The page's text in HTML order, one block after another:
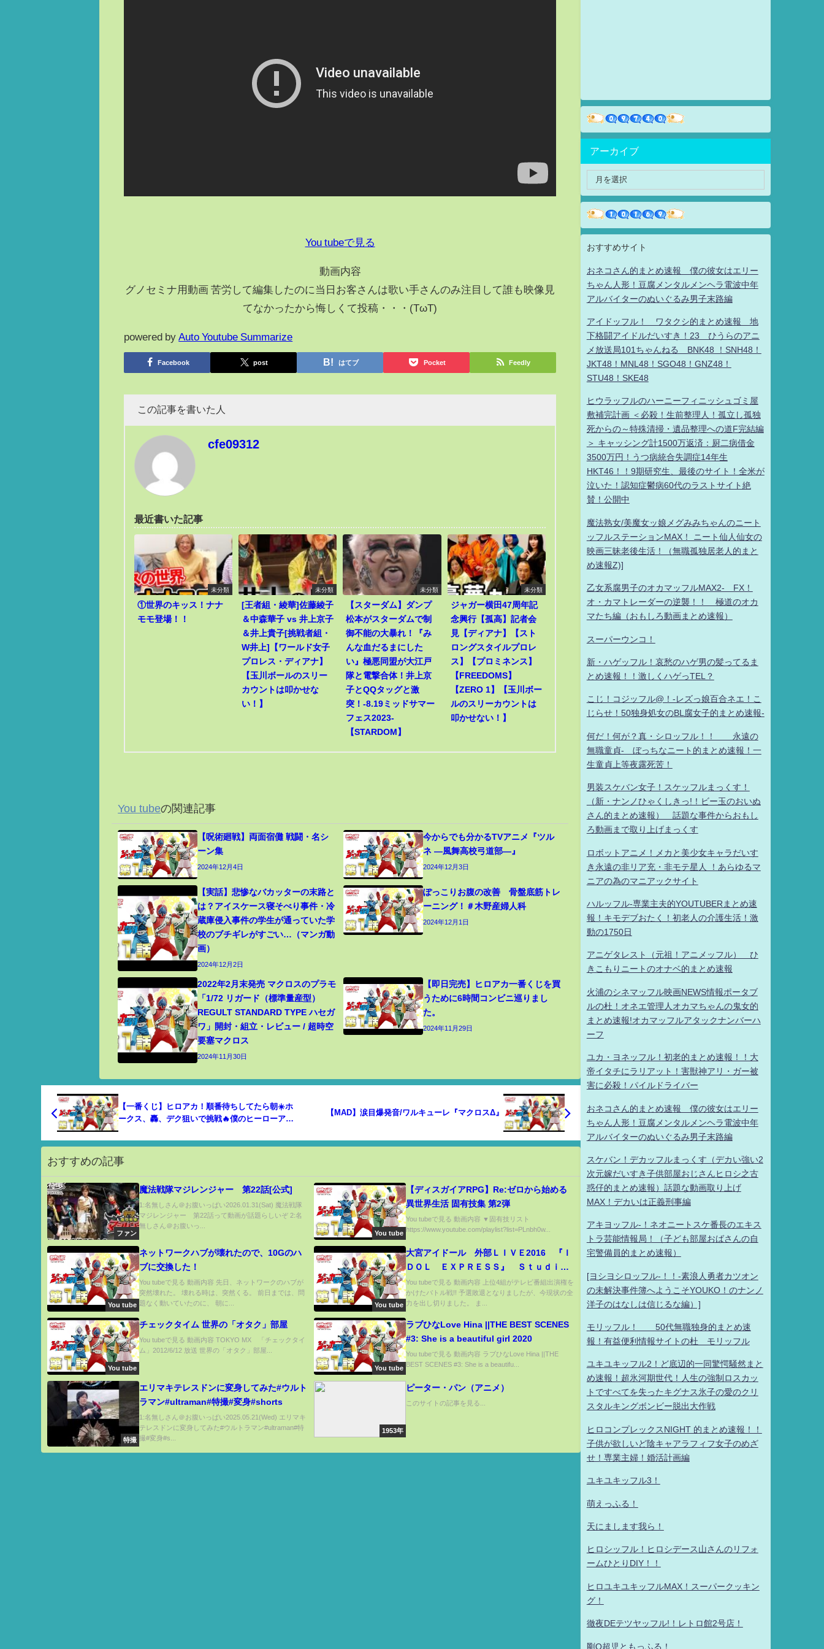
You tubeで見る
動画内容
グノセミナ用動画 苦労して編集したのに当日お客さんは歌い手さんのみ注目して誰も映像見
てなかったから悔しくて投稿・・・(TωT)
powered by Auto Youtube Summarize
Facebook post はてブ Pocket Feedly
この記事を書いた人
cfe09312
最近書いた記事
未分類
①世界のキッス！ナナ
モモ登場！！
未分類
[王者組・綾華]佐藤綾子
＆中森華子 vs 井上京子
＆井上貴子[挑戦者組・
W井上]【ワールド女子
プロレス・ディアナ】
【玉川ボールのスリー
カウントは叩かせな
い！】
未分類
【スターダム】ダンプ
松本がスターダムで制
御不能の大暴れ！『み
んな血だるまにした
い』極悪同盟が大江戸
隊と電撃合体！井上京
子とQQタッグと激
突！-8.19ミッドサマー
フェス2023-
【STARDOM】
未分類
ジャガー横田47周年記
念興行【孤高】記者会
見【ディアナ】【スト
ロングスタイルプロレ
ス】【プロミネンス】
【FREEDOMS】
【ZERO 1】【玉川ボー
ルのスリーカウントは
叩かせない！】
You tubeの関連記事
【呪術廻戦】両面宿儺 戦闘・名シ
ーン集
2024年12月4日
今からでも分かるTVアニメ『ツル
ネ ―風舞高校弓道部―』
2024年12月3日
【実話】悲惨なバカッターの末路と
は？アイスケース寝そべり事件・冷
蔵庫侵入事件の学生が通っていた学
校のブチギレがすごい…（マンガ動
画）
2024年12月2日
ぽっこりお腹の改善 骨盤底筋トレ
ーニング！＃木野産婦人科
2024年12月1日
2022年2月末発売 マクロスのプラモ
「1/72 リガード（標準量産型）
REGULT STANDARD TYPE ハセガ
ワ」開封・組立・レビュー / 超時空
要塞マクロス
2024年11月30日
【即日完売】ヒロアカ一番くじを買
うために6時間コンビニ巡りまし
た。
2024年11月29日
【一番くじ】ヒロアカ！順番待ちしてたら朝☀️ホ
ークス、轟、デク狙いで挑戦🔥僕のヒーローアカ
【MAD】涙目爆発音/ワルキューレ『マクロスΔ』
おすすめの記事
ファン
魔法戦隊マジレンジャー 第22話[公式]
1:名無しさん＠お腹いっぱい2026.01.31(Sat) 魔法戦隊
マジレンジャー 第22話って動画が話題らしいぞ 2:名
無しさん＠お腹いっ...
You tube
【ディスガイアRPG】Re:ゼロから始める
異世界生活 固有技集 第2弾
You tubeで見る 動画内容 ▼固有技リスト
https://www.youtube.com/playlist?list=PLnbh0w...
You tube
ネットワークハブが壊れたので、10Gのハ
ブに交換した！
You tubeで見る 動画内容 先日、ネットワークのハブが
突然壊れた。 壊れる時は、突然くる。 前日までは、問
題なく動いていたのに、 朝に...
You tube
大宮アイドール 外部ＬＩＶＥ2016 『Ｉ
ＤＯＬ ＥＸＰＲＥＳＳ』 Ｓｔｕｄｉ
ｏ Ｅａｒｔｈ
You tubeで見る 動画内容 上位4組がテレビ番組出演権を
かけたバトル戦!! 予選敗退となりましたが、今現状の全
力を出し切りました。 ま...
You tube
チェックタイム 世界の「オタク」部屋
You tubeで見る 動画内容 TOKYO MX 「チェックタイ
ム」2012/6/12 放送 世界の「オタク」部屋...
You tube
ラブひなLove Hina ||THE BEST SCENES
#3: She is a beautiful girl 2020
You tubeで見る 動画内容 ラブひなLove Hina ||THE
BEST SCENES #3: She is a beautifu...
特撮
エリマキテレスドンに変身してみた#ウルト
ラマン#ultraman#特撮#変身#shorts
1:名無しさん＠お腹いっぱい2025.05.21(Wed) エリマキ
テレスドンに変身してみた#ウルトラマン#ultraman#特
撮#変身#s...
1953年
ピーター・パン（アニメ）
このサイトの記事を見る...
アーカイブ
おすすめサイト
おネコさん的まとめ速報 僕の彼女はエリー
ちゃん人形！豆腐メンタルメンヘラ電波中年
アルバイターのぬいぐるみ男子末路編
アイドッフル！ ワタクシ的まとめ速報 地
下格闘アイドルだいすき！23 ひうらのアニ
メ放送局101ちゃんねる BNK48 ！SNH48！
JKT48！MNL48！SGO48！GNZ48！
STU48！SKE48
ヒウラッフルのハーニーフィニッシュゴミ屋
敷補完計画 ＜必殺！生前整理人！孤立し孤独
死からの～特殊清掃・遺品整理への道F完結編
＞ キャッシング計1500万返済：厨二病借金
3500万円！うつ病統合失調症14年生
HKT46！！9期研究生、最後のサイト！全米が
泣いた！認知症鬱病60代のラストサイト絶
賛！公開中
魔法熟女/美魔女ッ娘メグみみちゃんのニート
ッフルステーションMAX！ ニート仙人仙女の
映画三昧老後生活！（無職孤独居老人的まと
め速報Z)]
乙女系腐男子のオカマッフルMAX2- FX！
オ・カマトレーダーの逆襲！！ 極道のオカ
マたち編（おもしろ動画まとめ速報）
スーパーウンコ！
新・ハゲッフル！哀愁のハゲ男の髪ってるま
とめ速報！！激しくハゲっTEL？
こじ！コジッフル@！-レズっ娘百合ネエ！こ
じらせ！50独身処女のBL腐女子的まとめ速報-
何だ！何が？真・シロッフル！！ 永遠の
無職童貞- ぼっちなニート的まとめ速報！一
生童貞上等夜露死苦！
男装スケバン女子！スケッフルまっくす！
（新・ナンノひゃくしきっ!！ビー玉のおいぬ
さん的まとめ速報） 話題な事件からおもし
ろ動画まで取り上げまっくす
ロボットアニメ！メカと美少女キャラだいす
き永遠の非リア充・非モテ星人 ！あらゆるマ
ニアの為のマニアックサイト
ハルッフル-専業主夫的YOUTUBERまとめ速
報！キモデブおたく！初老人の介護生活！激
動の1750日
アニゲタレスト（元祖！アニメッフル） ひ
きこもりニートのオナベ的まとめ速報
火浦のシネマッフル映画NEWS情報ポータブ
ルの杜！オネエ管理人オカマちゃんの鬼女的
まとめ速報!オカマッフルアタックナンバーハ
ーフ
ユカ・ヨネッフル！初老的まとめ速報！！大
帝イタチにラリアット！害獣神アリ・ガー被
害に必殺！パイルドライバー
おネコさん的まとめ速報 僕の彼女はエリー
ちゃん人形！豆腐メンタルメンヘラ電波中年
アルバイターのぬいぐるみ男子末路編
スケバン！デカッフルまっくす（デカい強い2
次元嫁だいすき子供部屋おじさんヒロシ之古
惑仔的まとめ速報）話題な動画取り上げ
MAX！デカいは正義刑事編
アキヨッフル-！ネオニートスケ番長のエキス
トラ芸能情報局！（子ども部屋おばさんの自
宅警備員的まとめ速報）
[ヨシヨシロッフル-！！-素浪人勇者カツオン
の未解決事件簿へようこそYOUKO！のナンノ
洋子のはなしは信じるな編）]
モリッフル！ 50代無職独身的まとめ速
報！有益便利情報サイトの杜 モリッフル
ユキユキッフル2！ど底辺的一同驚愕騒然まと
め速報！超氷河期世代！人生の強制ロスカッ
トですべてを失ったキグナス氷子の愛のクリ
スタルキングボンビー脱出大作戦
ヒロコンプレックスNIGHT 的まとめ速報！！
子供が欲しいど陰キャアラフィフ女子のめざ
せ！専業主婦！婚活計画編
ユキユキッフル3！
萌えっふる！
天にまします我ら！
ヒロシッフル！ヒロシデース山さんのリフォ
ームひとりDIY！！
ヒロユキユキッフルMAX！スーパークッキン
グ！
徹夜DEテツヤッフル!！レトロ館2号店！
剛Q超児ともっふる！